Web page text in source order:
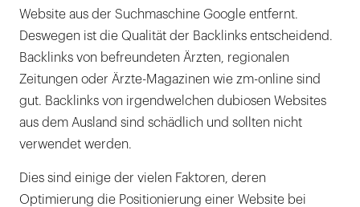
Website aus der Suchmaschine Google entfernt.
Deswegen ist die Qualität der Backlinks entscheidend.
Backlinks von befreundeten Ärzten, regionalen
Zeitungen oder Ärzte-Magazinen wie zm-online sind
gut. Backlinks von irgendwelchen dubiosen Websites
aus dem Ausland sind schädlich und sollten nicht
verwendet werden.
Dies sind einige der vielen Faktoren, deren
Optimierung die Positionierung einer Website bei